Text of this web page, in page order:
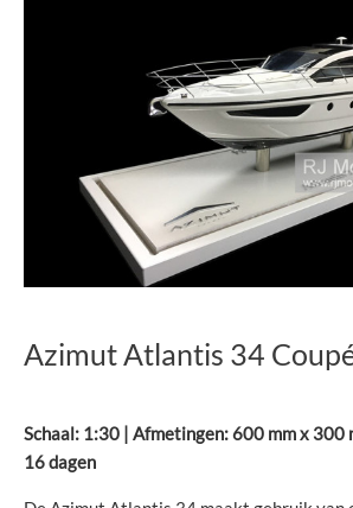
Azimut Atlantis 34
Schaal: 1:30 | Afmetingen: 600 mm x 300
16 dagen